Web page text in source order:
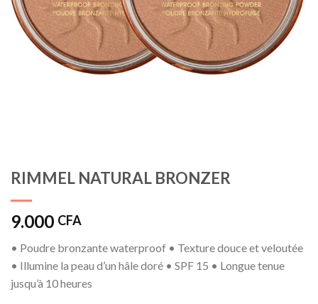
RIMMEL NATURAL BRONZER
9.000 CFA
• Poudre bronzante waterproof • Texture douce et veloutée
• Illumine la peau d’un hâle doré • SPF 15 • Longue tenue
jusqu’à 10 heures